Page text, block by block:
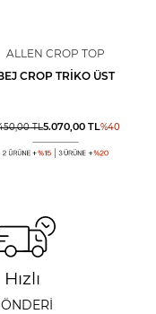
ALLEN CROP TOP
CROP TRIKO ÜST
TL5.070,00 TL%40
Hızlı